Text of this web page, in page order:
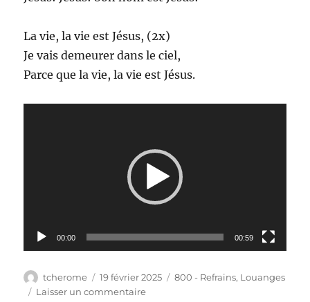
La vie, la vie est Jésus, (2x)
Je vais demeurer dans le ciel,
Parce que la vie, la vie est Jésus.
00:00 00:59
Auteur
tcherome
Publié
le
19 février 2025 Catégories
800 - Refrains, Louanges
Laisser un commentairesur